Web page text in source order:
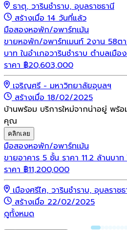
ธาตุ, วารินชำราบ, อุบลราชธานี
สร้างเมื่อ 14 วันที่แล้ว
มือสองหอพัก/อพาร์ทเม้น
ขายหอพัก/อพาร์ทเมนท์ 2งาน 58ต
บาท ในอำเภอวารินชำราบ ตำบลเมือ
ราคา ฿20,603,000
เจริญศรี - มหาวิทยาลัยอุบลฯ
สร้างเมื่อ 18/02/2025
บ้านพร้อม บริการใหม่จากน่าอยู่ พร้
คุณ
คลิกเลย
มือสองหอพัก/อพาร์ทเม้น
ขายอาคาร 5 ชั้น ราคา 11.2 ล้านบาท
ราคา ฿11,200,000
เมืองศรีไค, วารินชำราบ, อุบลราช
สร้างเมื่อ 22/02/2025
ดูทั้งหมด